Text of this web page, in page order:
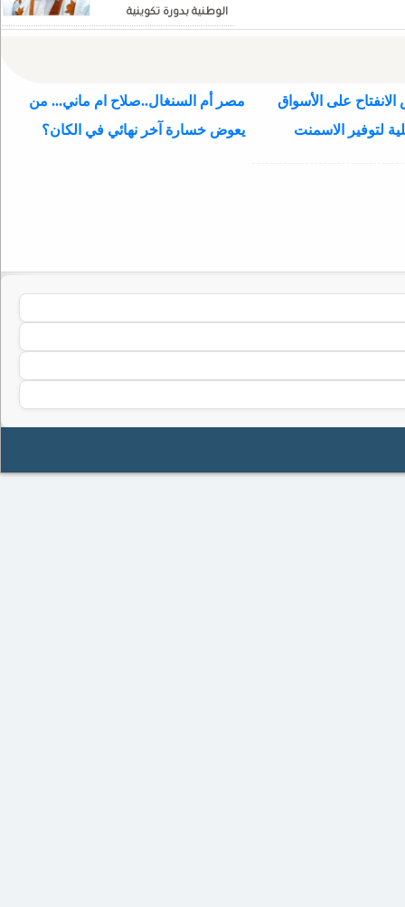
الوطنية بدورة تكوينية
للنواب الجديد
على الأسواق
لتوفير الاسمنت
مصر أم السنغال..صلاح ام ماني... من
يعوض خسارة آخر نهائي في الكان؟